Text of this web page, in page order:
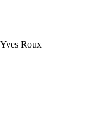
Roux